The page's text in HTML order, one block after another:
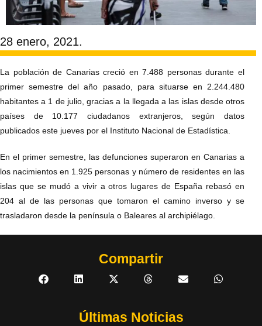
28 enero, 2021.
La población de Canarias creció en 7.488 personas durante el
primer semestre del año pasado, para situarse en 2.244.480
habitantes a 1 de julio, gracias a la llegada a las islas desde otros
países de 10.177 ciudadanos extranjeros, según datos
publicados este jueves por el Instituto Nacional de Estadística.
En el primer semestre, las defunciones superaron en Canarias a
los nacimientos en 1.925 personas y número de residentes en las
islas que se mudó a vivir a otros lugares de España rebasó en
204 al de las personas que tomaron el camino inverso y se
trasladaron desde la península o Baleares al archipiélago.
Compartir
Últimas Noticias